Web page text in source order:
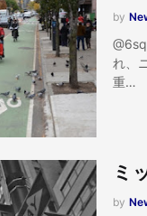
by
れ、
重…
ミ
by